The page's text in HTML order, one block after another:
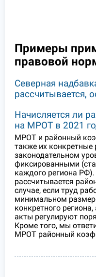
Примеры
правовой
Северная
рассчитывается,
Начисляется ли
на МРОТ в 2021
МРОТ и районный
также их
законодательном
фиксированными
каждого региона
рассчитывается
случае, если труд
минимальном
конкретного
акты регулируют
Кроме того, мы
МРОТ районный